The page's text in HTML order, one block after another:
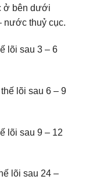
ở bên dưới
nước thuỷ cục.
lõi sau 3 – 6
lõi sau 6 – 9
lõi sau 9 – 12
lõi sau 24 –